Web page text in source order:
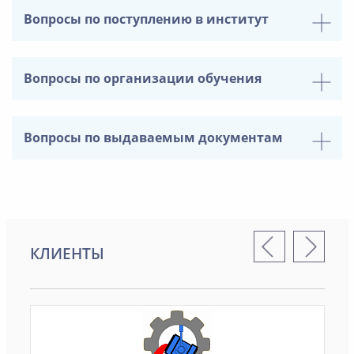
Вопросы по поступлению в институт
Вопросы по организации обучения
Вопросы по выдаваемым документам
КЛИЕНТЫ